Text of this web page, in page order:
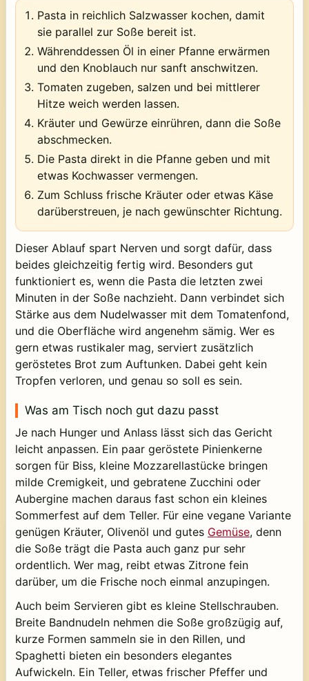
Pasta in reichlich Salzwasser kochen, damit
sie parallel zur Soße bereit ist.
Währenddessen Öl in einer Pfanne erwärmen
und den Knoblauch nur sanft anschwitzen.
Tomaten zugeben, salzen und bei mittlerer
Hitze weich werden lassen.
Kräuter und Gewürze einrühren, dann die Soße
abschmecken.
Die Pasta direkt in die Pfanne geben und mit
etwas Kochwasser vermengen.
Zum Schluss frische Kräuter oder etwas Käse
darüberstreuen, je nach gewünschter Richtung.
Dieser Ablauf spart Nerven und sorgt dafür, dass
beides gleichzeitig fertig wird. Besonders gut
funktioniert es, wenn die Pasta die letzten zwei
Minuten in der Soße nachzieht. Dann verbindet sich
Stärke aus dem Nudelwasser mit dem Tomatenfond,
und die Oberfläche wird angenehm sämig. Wer es
gern etwas rustikaler mag, serviert zusätzlich
geröstetes Brot zum Auftunken. Dabei geht kein
Tropfen verloren, und genau so soll es sein.
Was am Tisch noch gut dazu passt
Je nach Hunger und Anlass lässt sich das Gericht
leicht anpassen. Ein paar geröstete Pinienkerne
sorgen für Biss, kleine Mozzarellastücke bringen
milde Cremigkeit, und gebratene Zucchini oder
Aubergine machen daraus fast schon ein kleines
Sommerfest auf dem Teller. Für eine vegane Variante
genügen Kräuter, Olivenöl und gutes Gemüse, denn
die Soße trägt die Pasta auch ganz pur sehr
ordentlich. Wer mag, reibt etwas Zitrone fein
darüber, um die Frische noch einmal anzupingen.
Auch beim Servieren gibt es kleine Stellschrauben.
Breite Bandnudeln nehmen die Soße großzügig auf,
kurze Formen sammeln sie in den Rillen, und
Spaghetti bieten ein besonders elegantes
Aufwickeln. Ein Teller, etwas frischer Pfeffer und